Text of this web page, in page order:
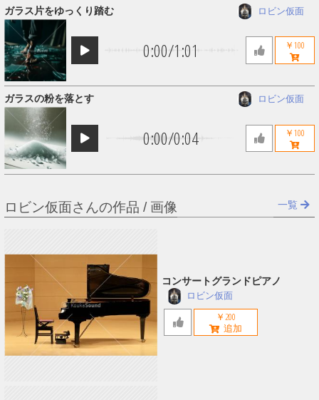
0:00/1:01
ガラス片をゆっくり踏む ロビン仮面
￥100
0:00/0:04
ガラスの粉を落とす ロビン仮面
￥100
ロビン仮面さんの作品 / 画像 一覧
コンサートグランドピアノ
ロビン仮面
￥200